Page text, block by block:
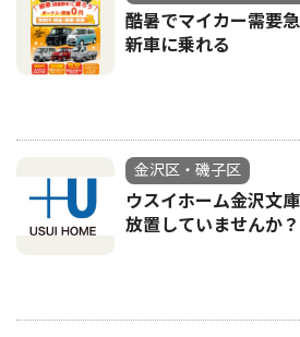
酷暑でマイカー需要
新車に乗れる
金沢区・磯子区
ウスイホーム金沢文
放置していませんか？